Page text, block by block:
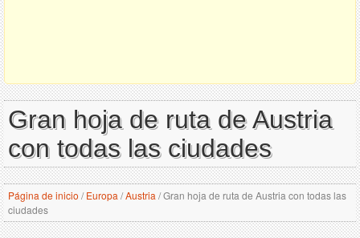
Gran hoja de ruta de Austria
con todas las ciudades
Página de inicio / Europa /Austria /Gran hoja de ruta de Austria con todas las
ciudades